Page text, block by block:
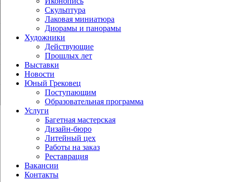
Скульптура
Лаковая миниатюра
Диорамы и панорамы
Художники
Действующие
Прошлых лет
Выставки
Новости
Юный Грековец
Поступающим
Образовательная программа
Услуги
Багетная мастерская
Дизайн-бюро
Литейный цех
Работы на заказ
Реставрация
Вакансии
Контакты